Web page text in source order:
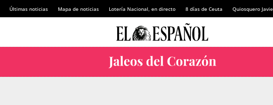
Últimas noticias Mapa de noticias Lotería Nacional, en directo 8 días de Ceuta Quiosquero